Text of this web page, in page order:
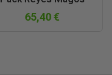
65,40 €